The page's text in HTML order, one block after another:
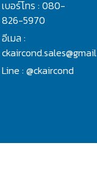
เบอร์โทร : 080-
826-5970
อีเมล :
Line : @ckaircond